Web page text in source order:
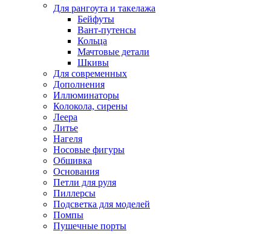
Для рангоута и такелажа
Бейфуты
Вант-путенсы
Кольца
Мачтовые детали
Шкивы
Для современных
Дополнения
Иллюминаторы
Колокола, сирены
Леера
Литье
Нагеля
Носовые фигуры
Обшивка
Основания
Петли для руля
Пиллерсы
Подсветка для моделей
Помпы
Пушечные порты